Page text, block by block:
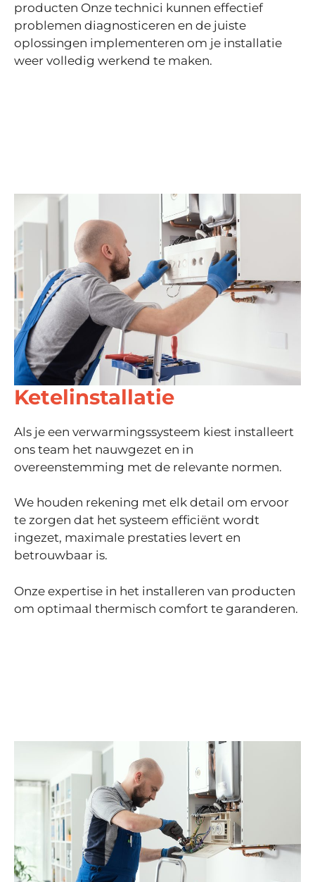
producten Onze technici kunnen effectief
problemen diagnosticeren en de juiste
oplossingen implementeren om je installatie
weer volledig werkend te maken.
Ketelinstallatie
Als je een verwarmingssysteem kiest installeert
ons team het nauwgezet en in
overeenstemming met de relevante normen.
We houden rekening met elk detail om ervoor
te zorgen dat het systeem efficiënt wordt
ingezet, maximale prestaties levert en
betrouwbaar is.
Onze expertise in het installeren van producten
om optimaal thermisch comfort te garanderen.